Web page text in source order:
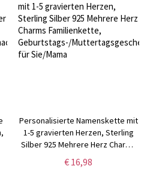
Personalisierte Namenskette mit
1-5 gravierten Herzen, Sterling
Silber 925 Mehrere Herz Charms
Familienkette,
Geburtstags-/Muttertagsgeschenk
€ 16,98